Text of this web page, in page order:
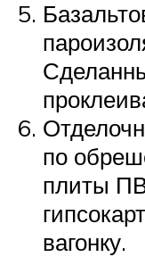
по
плиты
вагонку.